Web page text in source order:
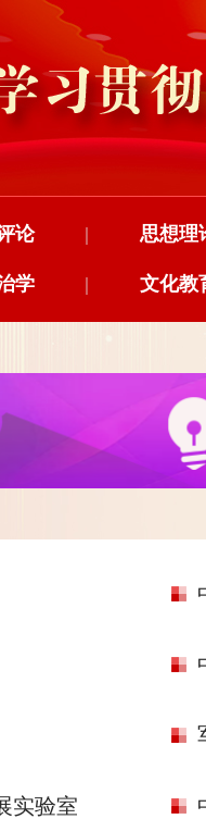
论 思想理
|
学 文化教
|
实验室